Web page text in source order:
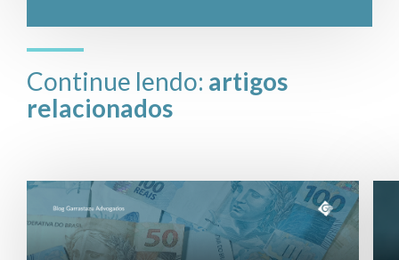
Continue lendo: artigos
relacionados